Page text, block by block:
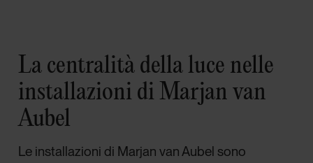
La centralità della luce nelle
installazioni di Marjan van
Aubel
Le installazioni di Marjan van Aubel sono